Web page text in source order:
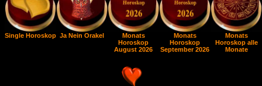
Single Horoskop Ja Nein Orakel
Monats
Horoskop
August 2026
Monats
Horoskop
September 2026
Monats
Horoskop alle
Monate